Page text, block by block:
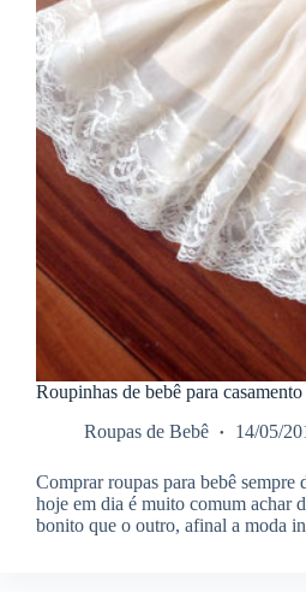
Roupinhas de bebê para casamento
Roupas de Bebê
14/05/
Comprar roupas para bebê sempre
hoje em dia é muito comum achar
bonito que o outro, afinal a moda